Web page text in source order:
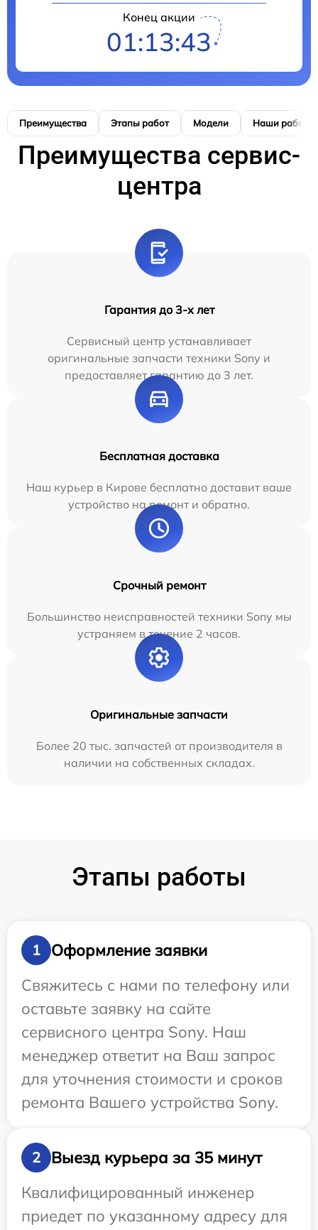
Конец акции
01:13:42
Преимущества Этапы работ Модели Наши работы
Преимущества сервис-
центра
Гарантия до 3-х лет
Сервисный центр устанавливает
оригинальные запчасти техники Sony и
предоставляет гарантию до 3 лет.
Бесплатная доставка
Наш курьер в Кирове бесплатно доставит ваше
устройство на ремонт и обратно.
Срочный ремонт
Большинство неисправностей техники Sony мы
устраняем в течение 2 часов.
Оригинальные запчасти
Более 20 тыс. запчастей от производителя в
наличии на собственных складах.
Этапы работы
1
Оформление заявки
Свяжитесь с нами по телефону или
оставьте заявку на сайте
сервисного центра Sony. Наш
менеджер ответит на Ваш запрос
для уточнения стоимости и сроков
ремонта Вашего устройства Sony.
2
Выезд курьера за 35 минут
Квалифицированный инженер
приедет по указанному адресу для